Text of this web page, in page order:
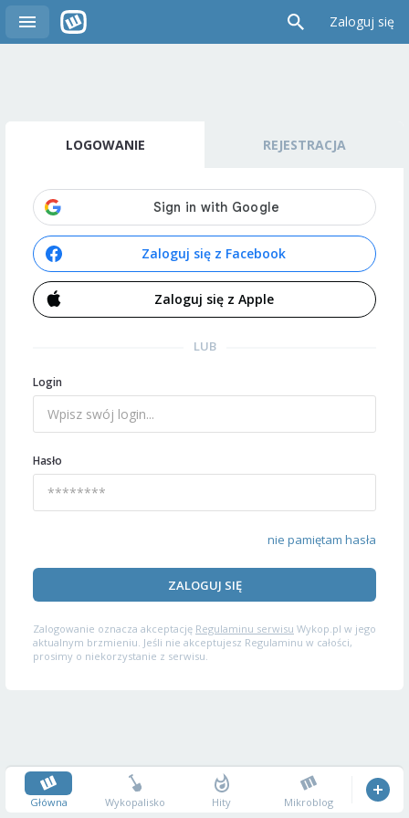
Zaloguj się
LOGOWANIE REJESTRACJA
Zaloguj się z Facebook
Zaloguj się z Apple
LUB
Login
Hasło
nie pamiętam hasła
ZALOGUJ SIĘ
Zalogowanie oznacza akceptację Regulaminu serwisu Wykop.pl w jego
aktualnym brzmieniu. Jeśli nie akceptujesz Regulaminu w całości,
prosimy o niekorzystanie z serwisu.
Główna Wykopalisko Hity Mikroblog